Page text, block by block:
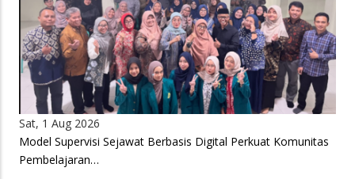
Sat, 1 Aug 2026
Model Supervisi Sejawat Berbasis Digital Perkuat Komunitas
Pembelajaran…